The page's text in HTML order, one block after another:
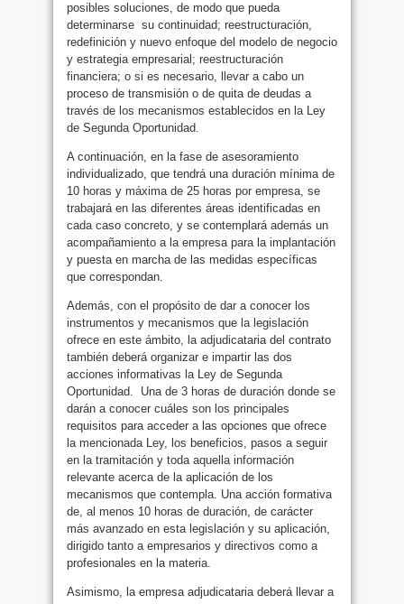
posibles soluciones, de modo que pueda
determinarse su continuidad; reestructuración,
redefinición y nuevo enfoque del modelo de negocio
y estrategia empresarial; reestructuración
financiera; o si es necesario, llevar a cabo un
proceso de transmisión o de quita de deudas a
través de los mecanismos establecidos en la Ley
de Segunda Oportunidad.
A continuación, en la fase de asesoramiento
individualizado, que tendrá una duración mínima de
10 horas y máxima de 25 horas por empresa, se
trabajará en las diferentes áreas identificadas en
cada caso concreto, y se contemplará además un
acompañamiento a la empresa para la implantación
y puesta en marcha de las medidas específicas
que correspondan.
Además, con el propósito de dar a conocer los
instrumentos y mecanismos que la legislación
ofrece en este ámbito, la adjudicataria del contrato
también deberá organizar e impartir las dos
acciones informativas la Ley de Segunda
Oportunidad. Una de 3 horas de duración donde se
darán a conocer cuáles son los principales
requisitos para acceder a las opciones que ofrece
la mencionada Ley, los beneficios, pasos a seguir
en la tramitación y toda aquella información
relevante acerca de la aplicación de los
mecanismos que contempla. Una acción formativa
de, al menos 10 horas de duración, de carácter
más avanzado en esta legislación y su aplicación,
dirigido tanto a empresarios y directivos como a
profesionales en la materia.
Asimismo, la empresa adjudicataria deberá llevar a